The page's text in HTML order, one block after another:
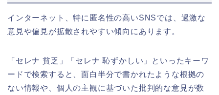
インターネット、特に匿名性の高いSNSでは、過激な
意見や偏見が拡散されやすい傾向にあります。
「セレナ 貧乏」「セレナ 恥ずかしい」といったキーワ
ードで検索すると、面白半分で書かれたような根拠の
ない情報や、個人の主観に基づいた批判的な意見が数